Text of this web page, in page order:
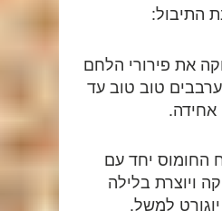
התיבול:
את פירורי הלחם
טוב טוב עד
החומוס יחד עם
ויוצרת בלילה
למשל,